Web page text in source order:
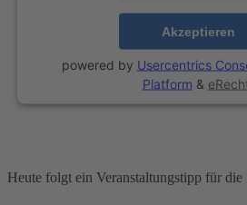
Akzeptieren
powered by Usercentrics
Platform &
Heute folgt ein Veranstaltungstipp für